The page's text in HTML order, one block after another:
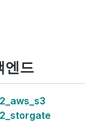
엔드